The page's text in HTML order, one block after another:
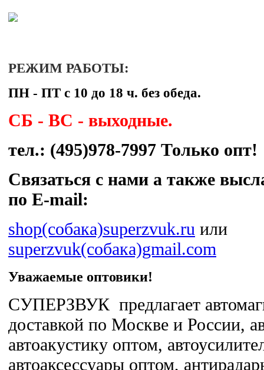
РЕЖИМ РАБОТЫ:
ПН - ПТ с 10 до 18 ч. без обеда.
СБ - ВС - выходные.
тел.: (495)978-7997 Только опт!
Связаться с нами а также
по Е-mail:
shop(собака)superzvuk.ru или
superzvuk(собака)gmail.com
Уважаемые оптовики!
СУПЕРЗВУК предлагает
доставкой по Москве и России,
автоакустику оптом,
автоаксессуары оптом,